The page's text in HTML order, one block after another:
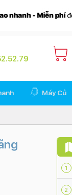
Máy Củ